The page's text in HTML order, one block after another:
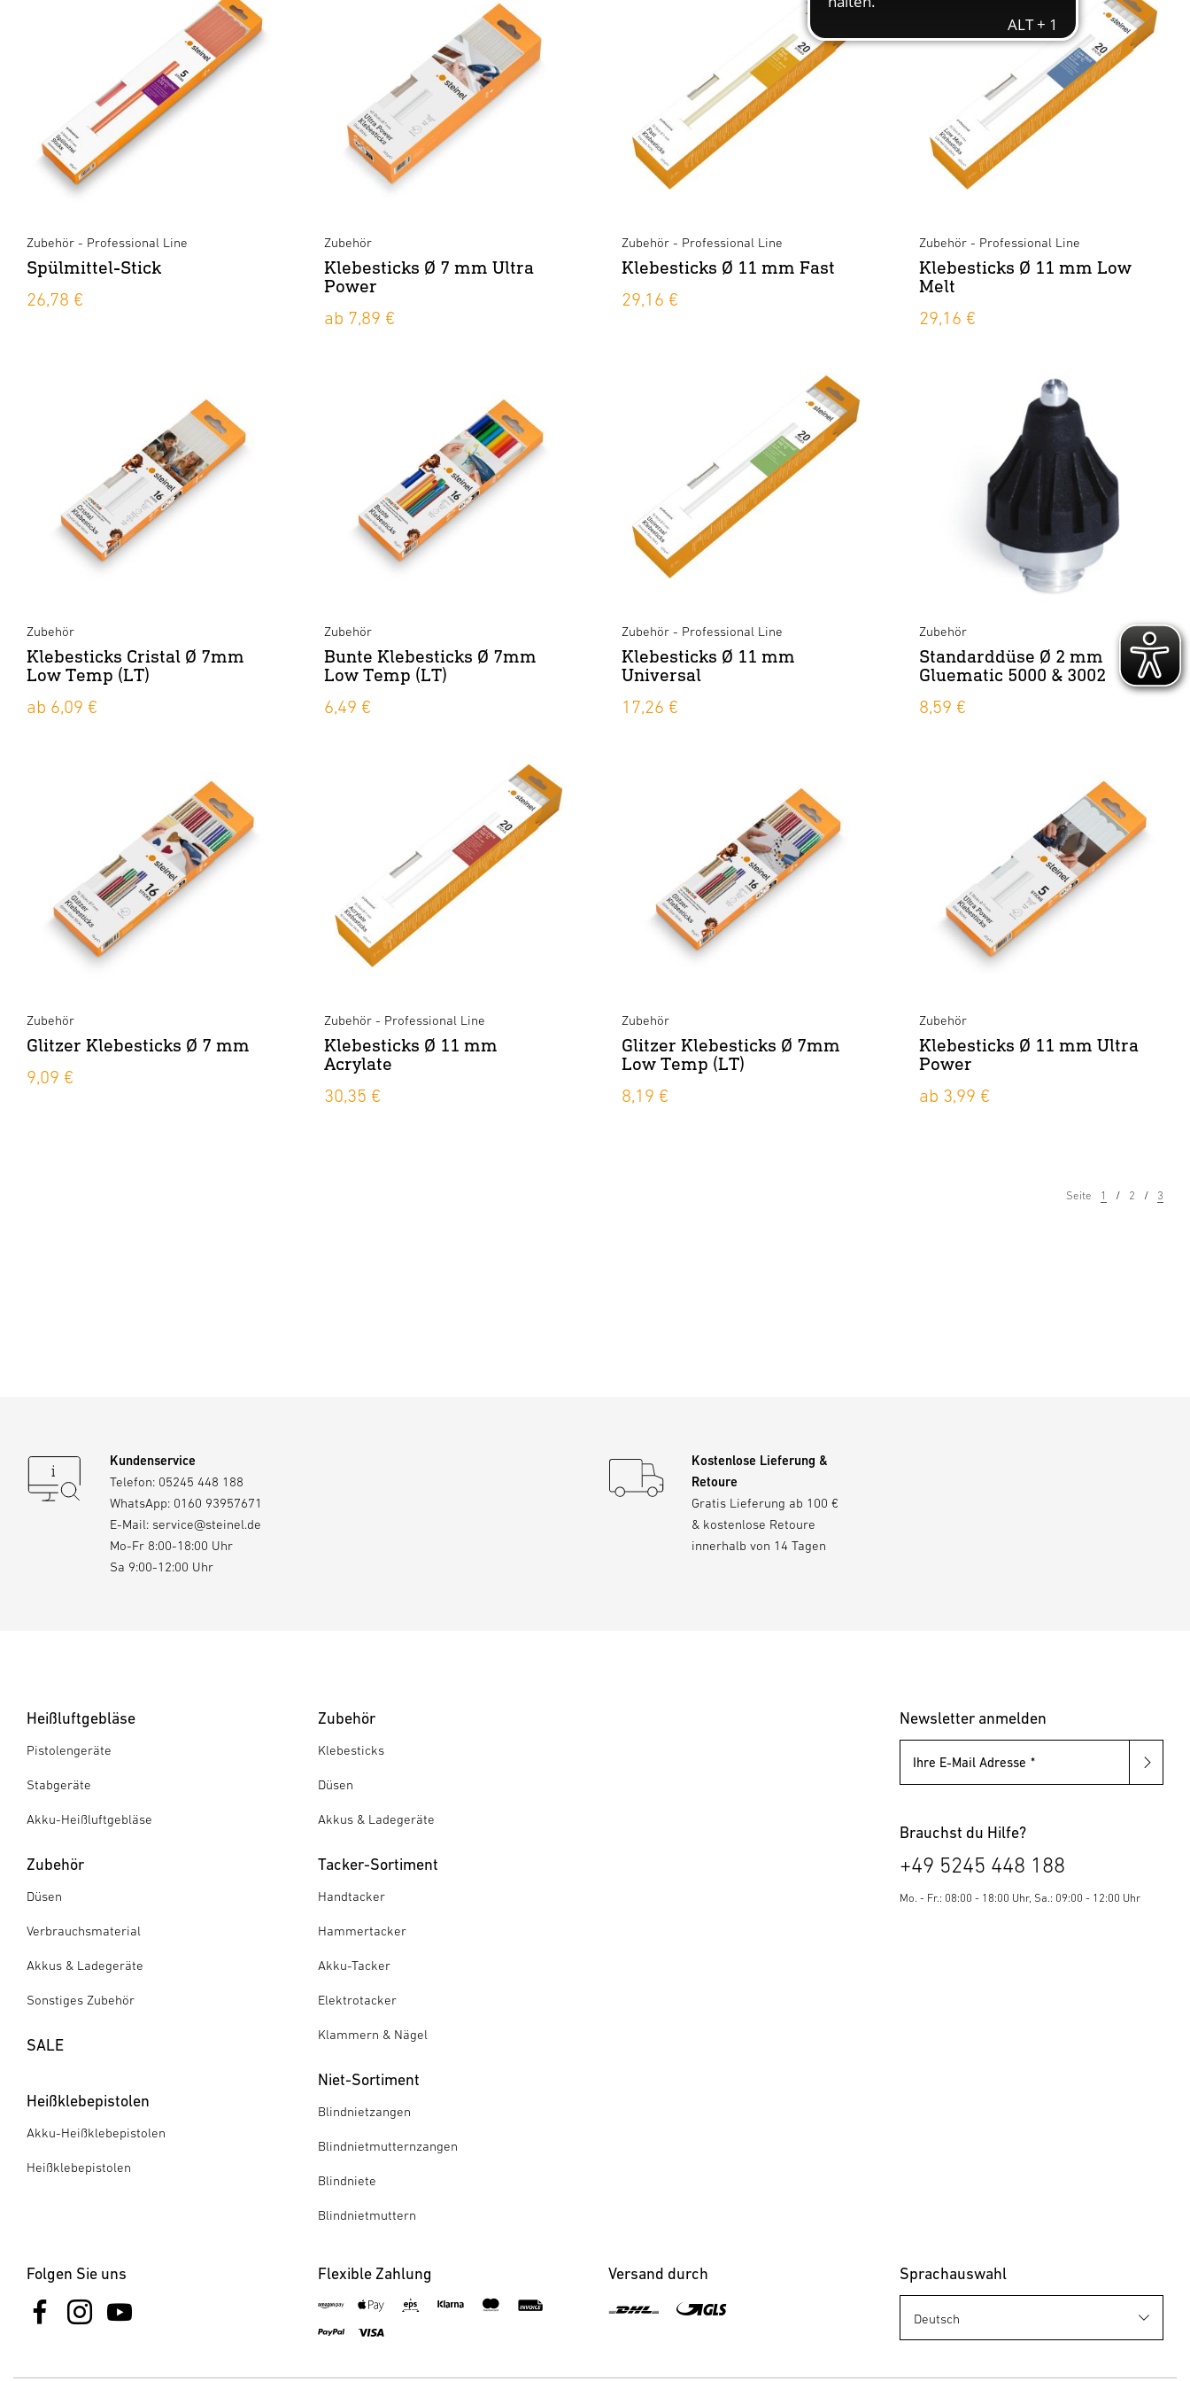
Zubehör - Professional Line
Spülmittel-Stick
26,78 €
Zubehör
Klebesticks Ø 7 mm Ultra
Power
ab 7,89 €
Zubehör - Professional Line
Klebesticks Ø 11 mm Fast
29,16 €
Zubehör - Professional Line
Klebesticks Ø 11 mm Low
Melt
29,16 €
Zubehör
Klebesticks Cristal Ø 7mm
Low Temp (LT)
ab 6,09 €
Zubehör
Bunte Klebesticks Ø 7mm
Low Temp (LT)
6,49 €
Zubehör - Professional Line
Klebesticks Ø 11 mm
Universal
17,26 €
Zubehör
Standarddüse Ø 2 mm
Gluematic 5000 & 3002
8,59 €
Zubehör
Glitzer Klebesticks Ø 7 mm
9,09 €
Zubehör - Professional Line
Klebesticks Ø 11 mm
Acrylate
30,35 €
Zubehör
Glitzer Klebesticks Ø 7mm
Low Temp (LT)
8,19 €
Zubehör
Klebesticks Ø 11 mm Ultra
Power
ab 3,99 €
Seite 1 2 3
Kundenservice
Telefon: 05245 448 188
WhatsApp: 0160 93957671
E-Mail: service@steinel.de
Mo-Fr 8:00-18:00 Uhr
Sa 9:00-12:00 Uhr
Kostenlose Lieferung &
Retoure
Gratis Lieferung ab 100 €
& kostenlose Retoure
innerhalb von 14 Tagen
Heißluftgebläse
Pistolengeräte
Stabgeräte
Akku-Heißluftgebläse
Zubehör
Düsen
Verbrauchsmaterial
Akkus & Ladegeräte
Sonstiges Zubehör
SALE
Heißklebepistolen
Akku-Heißklebepistolen
Heißklebepistolen
Zubehör
Klebesticks
Düsen
Akkus & Ladegeräte
Tacker-Sortiment
Handtacker
Hammertacker
Akku-Tacker
Elektrotacker
Klammern & Nägel
Niet-Sortiment
Blindnietzangen
Blindnietmutternzangen
Blindniete
Blindnietmuttern
Newsletter anmelden
Ihre E-Mail Adresse
Brauchst du Hilfe?
+49 5245 448 188
Mo. - Fr.: 08:00 - 18:00 Uhr, Sa.: 09:00 - 12:00 Uhr
Folgen Sie uns Flexible Zahlung Versand durch Sprachauswahl